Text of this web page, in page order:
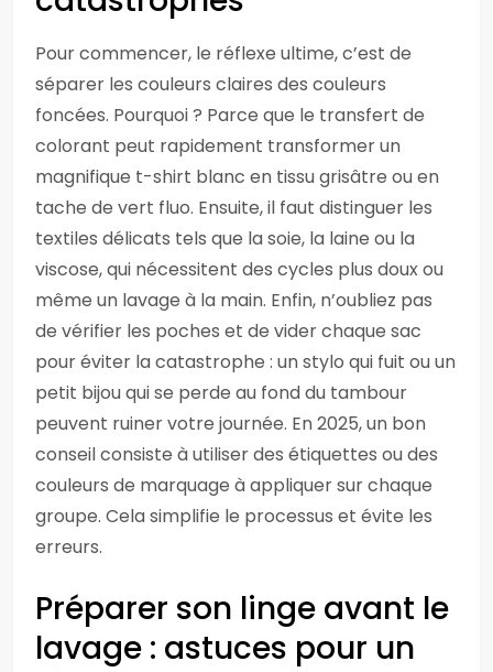
Pour commencer, le réflexe ultime, c’est de
séparer les couleurs claires des couleurs
foncées. Pourquoi ? Parce que le transfert de
colorant peut rapidement transformer un
magnifique t-shirt blanc en tissu grisâtre ou en
tache de vert fluo. Ensuite, il faut distinguer les
textiles délicats tels que la soie, la laine ou la
viscose, qui nécessitent des cycles plus doux ou
même un lavage à la main. Enfin, n’oubliez pas
de vérifier les poches et de vider chaque sac
pour éviter la catastrophe : un stylo qui fuit ou un
petit bijou qui se perde au fond du tambour
peuvent ruiner votre journée. En 2025, un bon
conseil consiste à utiliser des étiquettes ou des
couleurs de marquage à appliquer sur chaque
groupe. Cela simplifie le processus et évite les
erreurs.
Préparer son linge avant le
lavage : astuces pour un